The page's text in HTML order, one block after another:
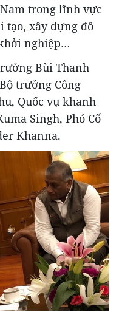
trong lĩnh vực
tạo, xây dựng đô
nghiệp…
Bùi Thanh
trưởng Công
Quốc vụ khanh
Singh, Phó Cố
Khanna.